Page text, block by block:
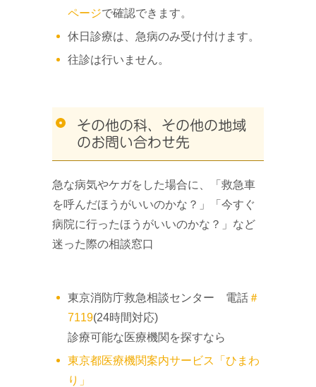
ページで確認できます。
休日診療は、急病のみ受け付けます。
往診は行いません。
その他の科、その他の地域
のお問い合わせ先
急な病気やケガをした場合に、「救急車
を呼んだほうがいいのかな？」「今すぐ
病院に行ったほうがいいのかな？」など
迷った際の相談窓口
東京消防庁救急相談センター 電話＃
7119(24時間対応)
診療可能な医療機関を探すなら
東京都医療機関案内サービス「ひまわ
り」